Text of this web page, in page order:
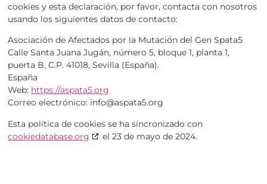
cookies y esta declaración, por favor, contacta con nosotros
usando los siguientes datos de contacto:
Asociación de Afectados por la Mutación del Gen Spata5
Calle Santa Juana Jugán, número 5, bloque 1, planta 1,
puerta B, C.P. 41018, Sevilla (España).
España
Web: https://aspata5.org
Correo electrónico: info@aspata5.org
Esta política de cookies se ha sincronizado con
cookiedatabase.org
el 23 de mayo de 2024.